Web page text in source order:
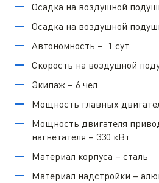
Осадка на воздушной
Осадка на воздушной
Автономность – 1 сут.
Скорость на воздушной
Экипаж – 6 чел.
Мощность главных
Мощность двигателя
нагнетателя – 330 кВт
Материал корпуса – сталь
Материал надстройки –